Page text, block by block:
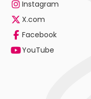
Instagram
X.com
Facebook
YouTube